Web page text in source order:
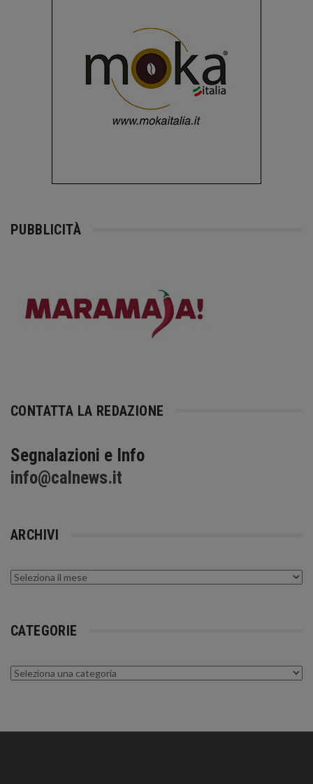
PUBBLICITÀ
CONTATTA LA REDAZIONE
Segnalazioni e Info
info@calnews.it
ARCHIVI
Archivi
CATEGORIE
Categorie